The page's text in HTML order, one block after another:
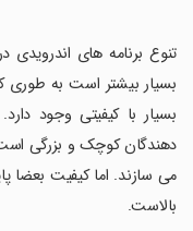
بسیار بیشتر است به طوری
بسیار با کیفیتی وجود
دهندگان کوچک و بزرگی است
می سازند. اما کیفیت بعضا
بالاست.